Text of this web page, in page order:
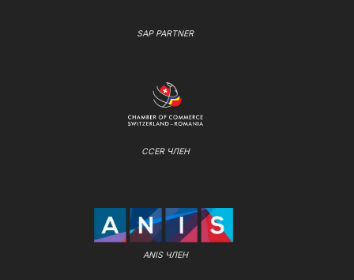
SAP PARTNER
CCER ЧЛЕН
ANIS ЧЛЕН